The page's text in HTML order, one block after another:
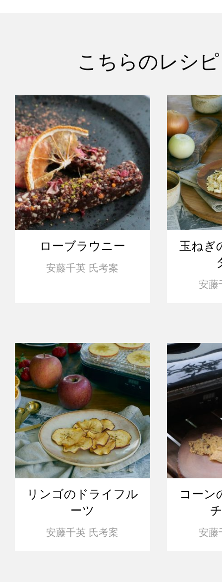
こちらのレシ
ローブラウニー
安藤千英 氏考案
玉ねぎ
安藤
リンゴのドライフル
ーツ
安藤千英 氏考案
コーン
安藤